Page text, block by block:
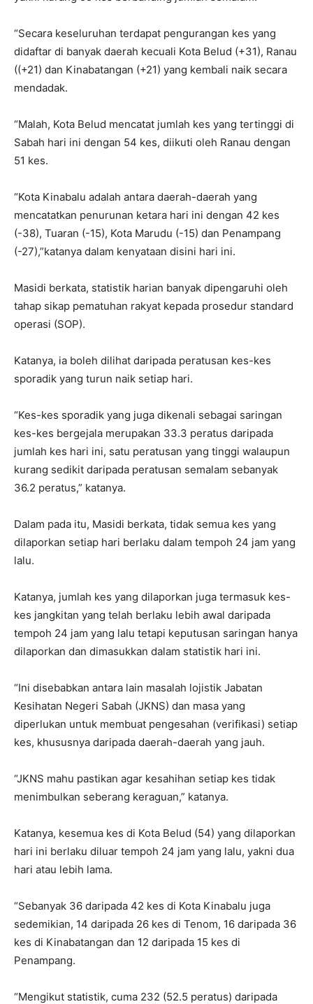
“Secara keseluruhan terdapat pengurangan kes yang
didaftar di banyak daerah kecuali Kota Belud (+31), Ranau
((+21) dan Kinabatangan (+21) yang kembali naik secara
mendadak.
“Malah, Kota Belud mencatat jumlah kes yang tertinggi di
Sabah hari ini dengan 54 kes, diikuti oleh Ranau dengan
51 kes.
“Kota Kinabalu adalah antara daerah-daerah yang
mencatatkan penurunan ketara hari ini dengan 42 kes
(-38), Tuaran (-15), Kota Marudu (-15) dan Penampang
(-27),”katanya dalam kenyataan disini hari ini.
Masidi berkata, statistik harian banyak dipengaruhi oleh
tahap sikap pematuhan rakyat kepada prosedur standard
operasi (SOP).
Katanya, ia boleh dilihat daripada peratusan kes-kes
sporadik yang turun naik setiap hari.
“Kes-kes sporadik yang juga dikenali sebagai saringan
kes-kes bergejala merupakan 33.3 peratus daripada
jumlah kes hari ini, satu peratusan yang tinggi walaupun
kurang sedikit daripada peratusan semalam sebanyak
36.2 peratus,” katanya.
Dalam pada itu, Masidi berkata, tidak semua kes yang
dilaporkan setiap hari berlaku dalam tempoh 24 jam yang
lalu.
Katanya, jumlah kes yang dilaporkan juga termasuk kes-
kes jangkitan yang telah berlaku lebih awal daripada
tempoh 24 jam yang lalu tetapi keputusan saringan hanya
dilaporkan dan dimasukkan dalam statistik hari ini.
“Ini disebabkan antara lain masalah lojistik Jabatan
Kesihatan Negeri Sabah (JKNS) dan masa yang
diperlukan untuk membuat pengesahan (verifikasi) setiap
kes, khususnya daripada daerah-daerah yang jauh.
“JKNS mahu pastikan agar kesahihan setiap kes tidak
menimbulkan seberang keraguan,” katanya.
Katanya, kesemua kes di Kota Belud (54) yang dilaporkan
hari ini berlaku diluar tempoh 24 jam yang lalu, yakni dua
hari atau lebih lama.
“Sebanyak 36 daripada 42 kes di Kota Kinabalu juga
sedemikian, 14 daripada 26 kes di Tenom, 16 daripada 36
kes di Kinabatangan dan 12 daripada 15 kes di
Penampang.
“Mengikut statistik, cuma 232 (52.5 peratus) daripada